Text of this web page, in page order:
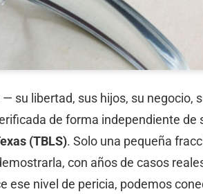
su libertad, sus hijos, su negocio,
de forma independiente de
(TBLS). Solo una pequeña
con años de casos
ese nivel de pericia, podemos